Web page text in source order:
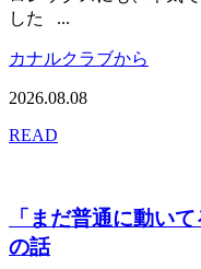
した ...
カナルクラブから
2026.08.08
READ
「まだ普通に動い
の話